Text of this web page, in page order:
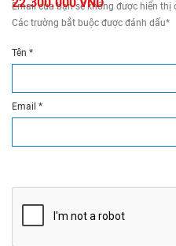
Email của bạn sẽ không được hiển thị
Các trường bắt buộc được đánh dấu*
Tên *
Email *